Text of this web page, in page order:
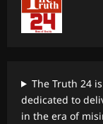
The Truth 24
dedicated to
in the era of